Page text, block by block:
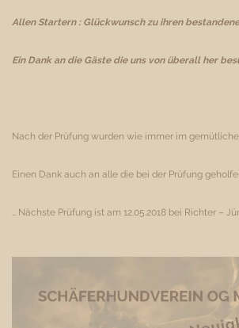
Allen Startern : Glückwunsch zu ihren
Ein Dank an die Gäste die uns von überall her
Nach der Prüfung wurden wie immer im
Einen Dank auch an alle die bei der Prüfung
… Nächste Prüfung ist am 12.05.2018 bei Richter –